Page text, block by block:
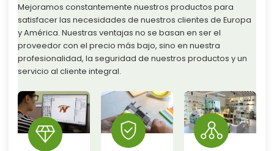
Mejoramos constantemente nuestros productos para
satisfacer las necesidades de nuestros clientes de Europa
y América. Nuestras ventajas no se basan en ser el
proveedor con el precio más bajo, sino en nuestra
profesionalidad, la seguridad de nuestros productos y un
servicio al cliente integral.